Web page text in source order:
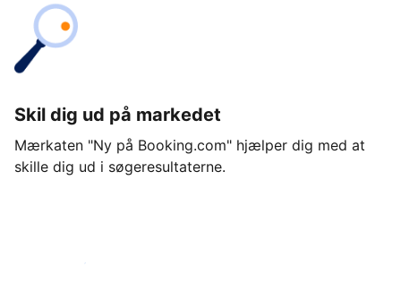
Skil dig ud på markedet
Mærkaten "Ny på Booking.com" hjælper dig med at
skille dig ud i søgeresultaterne.
Kom i gang i dag